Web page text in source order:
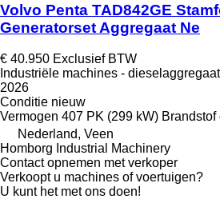
Volvo Penta TAD842GE
Generatorset Aggregaat Ne
€ 40.950 Exclusief BTW
Industriële machines - dieselaggregaat
2026
Conditie nieuw
Vermogen 407 PK (299 kW) Brandstof
Nederland, Veen
Homborg Industrial Machinery
Contact opnemen met verkoper
Verkoopt u machines of voertuigen?
U kunt het met ons doen!